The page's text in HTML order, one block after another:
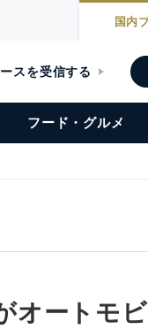
国内
スを受信する
フード・グルメ
ートモビ